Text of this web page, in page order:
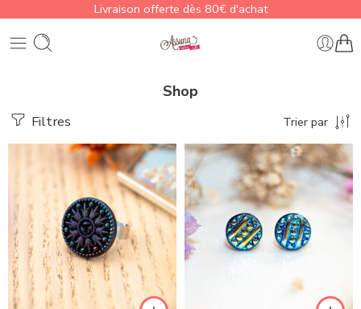
Livraison offerte dès 80€ d'achat
Shop
Filtres Trier par